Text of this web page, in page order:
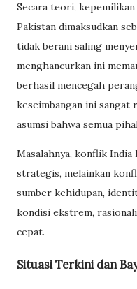
Secara teori,
Pakistan dimaksudkan
tidak berani saling
menghancurkan ini
berhasil mencegah
keseimbangan ini sangat
asumsi bahwa semua
Masalahnya, konflik
strategis, melainkan
sumber kehidupan,
kondisi ekstrem,
cepat.
Situasi Terkini dan